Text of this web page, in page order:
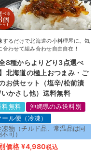
するだけで北海道の小料理屋に。気
合わせて組み合わせ自由自在！
全8種からよりどり3点選べ
北海道の極上おつまみ・ご
お供セット（塩辛/松前漬
かさし他）送料無料
料無料
沖縄県のみ送料別
ール便（冷凍）
凍物（チルド品、常温品は同
不可）
価格 ¥4,980税込